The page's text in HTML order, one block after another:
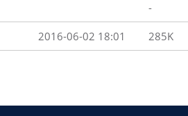
-
2016-06-02 18:01 285K